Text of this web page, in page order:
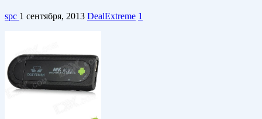
spc 1 сентября, 2013 DealExtreme 1